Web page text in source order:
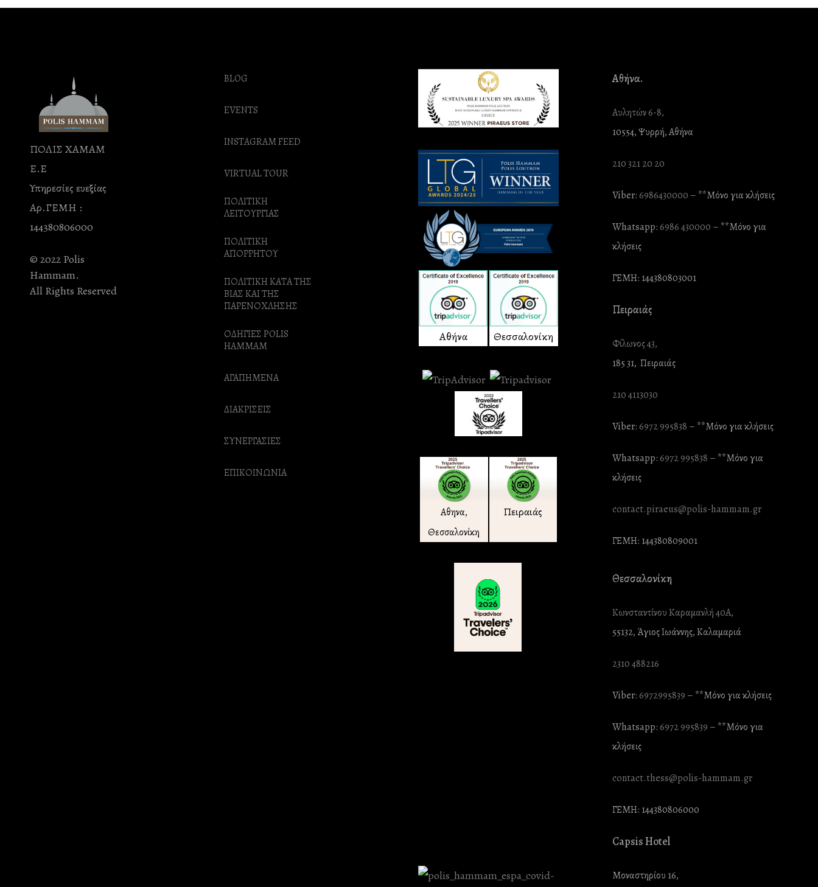
ΠΟΛΙΣ ΧΑΜΑΜ
Ε.Ε
Υπηρεσίες ευεξίας
Αρ.ΓΕΜΗ :
144380806000
© 2022 Polis
Hammam.
All Rights Reserved
BLOG
EVENTS
INSTAGRAM FEED
VIRTUAL TOUR
ΠΟΛΙΤΙΚΗ
ΛΕΙΤΟΥΡΓΙΑΣ
ΠΟΛΙΤΙΚΗ
ΑΠΟΡΡΗΤΟΥ
ΠΟΛΙΤΙΚΗ ΚΑΤΑ ΤΗΣ
ΒΙΑΣ ΚΑΙ ΤΗΣ
ΠΑΡΕΝΟΧΛΗΣΗΣ
ΟΔΗΓΙΕΣ POLIS
HAMMAM
ΑΓΑΠΗΜΕΝΑ
ΔΙΑΚΡΙΣΕΙΣ
ΣΥΝΕΡΓΑΣΙΕΣ
ΕΠΙΚΟΙΝΩΝΙΑ
Αθήνα Θεσσαλονίκη
Αθηνα,
Θεσσαλονίκη
Πειραιάς
Αθήνα.
Αυλητών 6-8,
10554, Ψυρρή, Αθήνα
210 321 20 20
Viber:6986430000 – **Mόνο για κλήσεις
Whatsapp:6986 430000 – **Mόνο για
κλήσεις
ΓΕΜΗ: 144380803001
Πειραιάς
Φίλωνος 43,
185 31, Πειραιάς
210 4113030
Viber:6972 995838 – **Mόνο για κλήσεις
Whatsapp:6972 995838 – **Mόνο για
κλήσεις
contact.piraeus@polis-hammam.gr
ΓΕΜΗ: 144380809001
Θεσσαλονίκη
Κωνσταντίνου Καραμανλή 40Α,
55132, Άγιος Ιωάννης, Καλαμαριά
2310 488216
Viber:6972995839 – **Mόνο για κλήσεις
Whatsapp:6972 995839 – **Mόνο για
κλήσεις
contact.thess@polis-hammam.gr
ΓΕΜΗ: 144380806000
Capsis Hotel
Μοναστηρίου 16,